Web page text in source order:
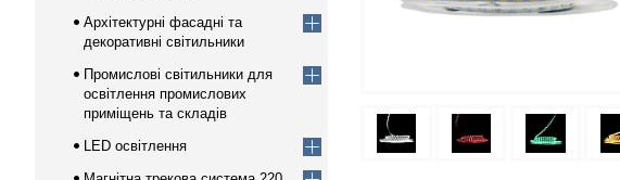
Архітектурні фасадні та
декоративні світильники
Промислові світильники для
освітлення промислових
приміщень та складів
LED освітлення